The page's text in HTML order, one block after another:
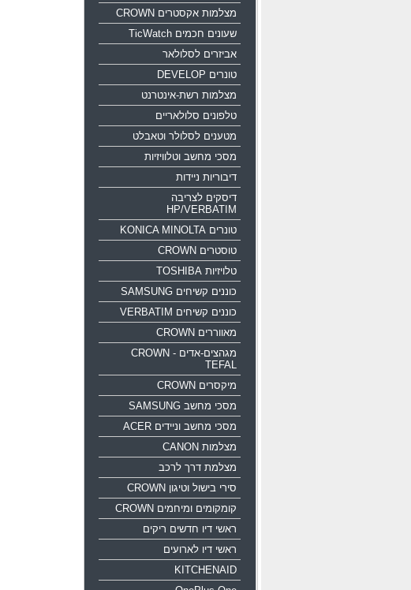
מצלמות אקסטרים CROWN
שעונים חכמים TicWatch
אביזרים לסלולאר
טונרים DEVELOP
מצלמות רשת-אינטרנט
טלפונים סלולאריים
מטענים לסלולר וטאבלט
מסכי מחשב וטלוויזיות
דיבוריות ניידות
דיסקים לצריבה
HP/VERBATIM
טונרים KONICA MINOLTA
טוסטרים CROWN
טלויזיות TOSHIBA
כוננים קשיחים SAMSUNG
כוננים קשיחים VERBATIM
מאווררים CROWN
מגהצים-אדים CROWN -
TEFAL
מיקסרים CROWN
מסכי מחשב SAMSUNG
מסכי מחשב וניידים ACER
מצלמות CANON
מצלמת דרך לרכב
סירי בישול וטיגון CROWN
קומקומים ומיחמים CROWN
ראשי דיו חדשים ריקים
ראשי דיו לארועים
KITCHENAID